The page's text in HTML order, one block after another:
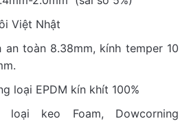
Việt Nhật
toàn 8.38mm, kính temper 10
loại EPDM kín khít 100%
keo Foam, Dowcorning